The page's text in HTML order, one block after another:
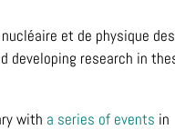
et de physique des
developing research in
with a series of events in